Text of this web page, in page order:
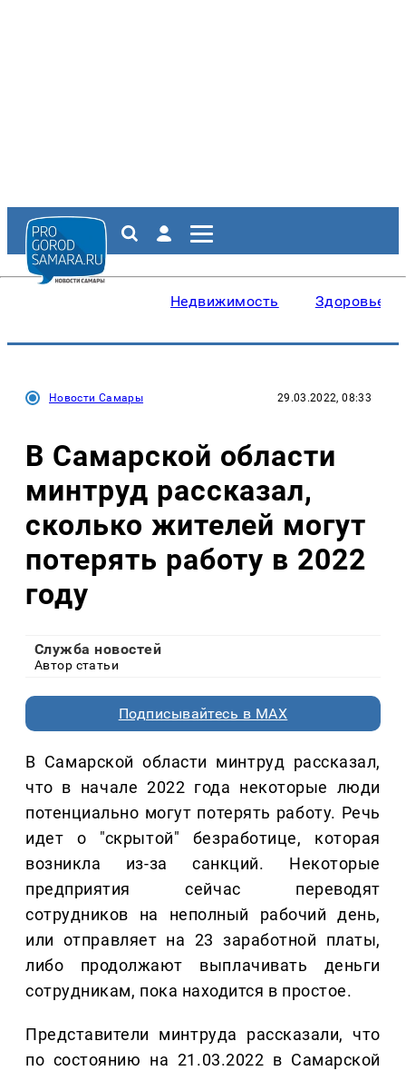
Недвижимость Здоровье
Новости Самары 29.03.2022, 08:33
В Самарской области
минтруд рассказал,
сколько жителей могут
потерять работу в 2022
году
Служба новостей
Автор статьи
Подписывайтесь в MAX
В Самарской области минтруд рассказал,
что в начале 2022 года некоторые люди
потенциально могут потерять работу. Речь
идет о "скрытой" безработице, которая
возникла из-за санкций. Некоторые
предприятия сейчас переводят
сотрудников на неполный рабочий день,
или отправляет на 23 заработной платы,
либо продолжают выплачивать деньги
сотрудникам, пока находится в простое.
Представители минтруда рассказали, что
по состоянию на 21.03.2022 в Самарской